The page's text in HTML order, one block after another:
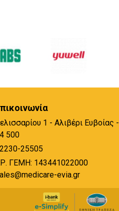
1 - Αλιβέρι Ευβοίας -
500
25505
ΓΕΜΗ: 143441022000
evia.gr